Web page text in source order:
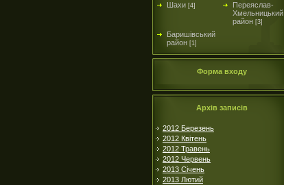
Шахи [4]
Переяслав-
Хмельницький
район [3]
Баришівський
район [1]
Форма входу
Архів записів
2012 Березень
2012 Квітень
2012 Травень
2012 Червень
2013 Січень
2013 Лютий